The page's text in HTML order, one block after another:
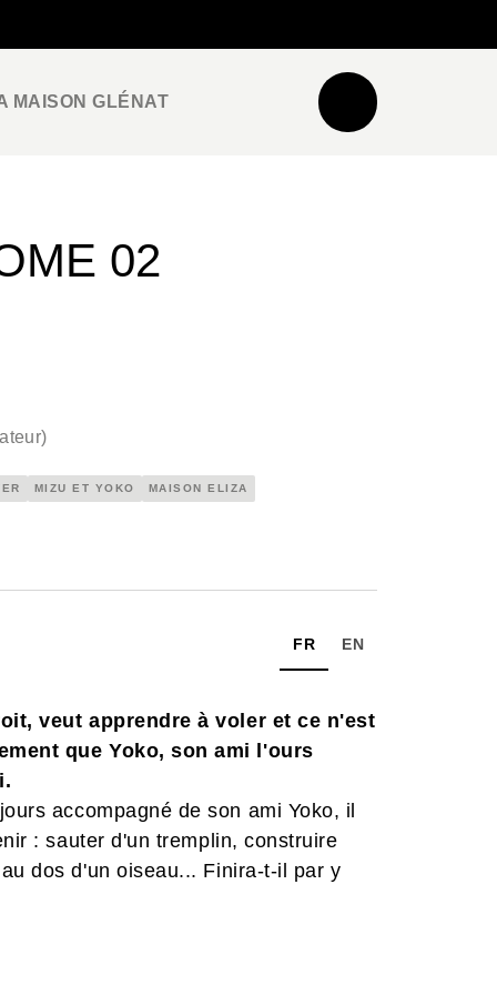
MAISON GLÉNAT
02
)
MIZU ET YOKO MAISON ELIZA
FR EN
veut apprendre à voler et ce n'est
que Yoko, son ami l'ours
accompagné de son ami Yoko, il
: sauter d'un tremplin, construire
dos d'un oiseau... Finira-t-il par y